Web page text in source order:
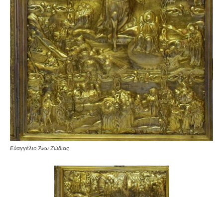
Εὐαγγέλιο Ἄνω Ζώδιας